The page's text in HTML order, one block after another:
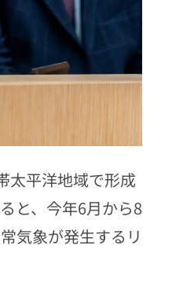
太平洋地域で形成
と、今年6月から8
気象が発生するリ